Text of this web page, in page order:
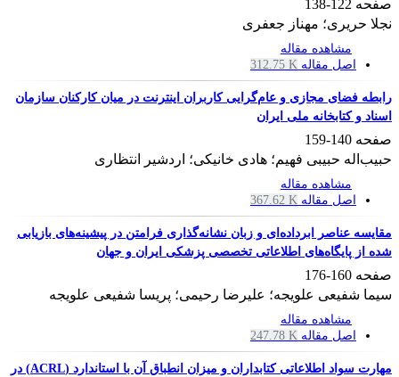
صفحه 122-138
نجلا حریری؛ مهناز جعفری
مشاهده مقاله
اصل مقاله 312.75 K
رابطه فضای مجازی و عام‌گرایی کاربران اینترنت در میان کارکنان سازمان
اسناد و کتابخانه ملی ایران
صفحه 140-159
حبیب‌اله حبیبی فهیم؛ هادی خانیکی؛ اردشیر انتظاری
مشاهده مقاله
اصل مقاله 367.62 K
مقایسه‌ عناصر ابرداده‌ای و زبان نشانه‌گذاری فرامتن در پیشینه‌های بازیابی
شده از پایگاه‌های اطلاعاتی تخصصی پزشکی ایران و جهان
صفحه 160-176
سیما شفیعی علویجه؛ علیرضا رحیمی؛ پریسا شفیعی علویجه
مشاهده مقاله
اصل مقاله 247.78 K
مهارت سواد اطلاعاتی کتابداران و میزان انطباق آن با استاندارد (ACRL) در